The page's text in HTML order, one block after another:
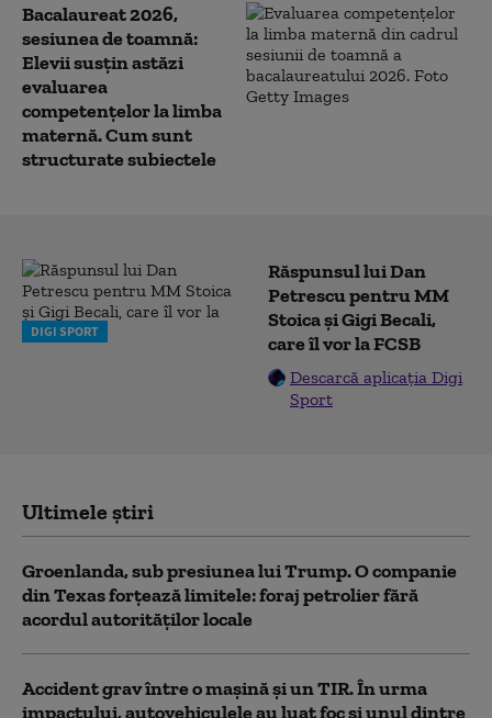
Bacalaureat 2026,
sesiunea de toamnă:
Elevii susțin astăzi
evaluarea
competențelor la limba
maternă. Cum sunt
structurate subiectele
DIGI SPORT
Răspunsul lui Dan
Petrescu pentru MM
Stoica și Gigi Becali,
care îl vor la FCSB
Descarcă aplicația Digi
Sport
Ultimele știri
Groenlanda, sub presiunea lui Trump. O companie
din Texas forțează limitele: foraj petrolier fără
acordul autorităților locale
Accident grav între o mașină și un TIR. În urma
impactului, autovehiculele au luat foc și unul dintre